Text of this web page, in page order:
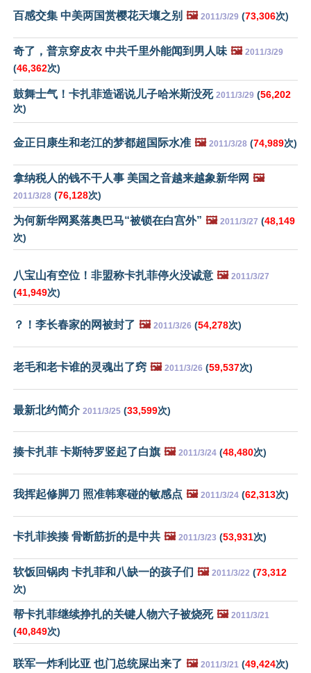
百感交集 中美两国赏樱花天壤之别 🖼️ 2011/3/29 (73,306次)
奇了，普京穿皮衣 中共千里外能闻到男人味 🖼️ 2011/3/29
(46,362次)
鼓舞士气！卡扎菲造谣说儿子哈米斯没死 2011/3/29 (56,202
次)
金正日康生和老江的梦都超国际水准 🖼️ 2011/3/28 (74,989次)
拿纳税人的钱不干人事 美国之音越来越象新华网 🖼️
2011/3/28 (76,128次)
为何新华网奚落奥巴马“被锁在白宫外” 🖼️ 2011/3/27 (48,149
次)
八宝山有空位！非盟称卡扎菲停火没诚意 🖼️ 2011/3/27
(41,949次)
？！李长春家的网被封了 🖼️ 2011/3/26 (54,278次)
老毛和老卡谁的灵魂出了窍 🖼️ 2011/3/26 (59,537次)
最新北约简介 2011/3/25 (33,599次)
揍卡扎菲 卡斯特罗竖起了白旗 🖼️ 2011/3/24 (48,480次)
我挥起修脚刀 照准韩寒碰的敏感点 🖼️ 2011/3/24 (62,313次)
卡扎菲挨揍 骨断筋折的是中共 🖼️ 2011/3/23 (53,931次)
软饭回锅肉 卡扎菲和八缺一的孩子们 🖼️ 2011/3/22 (73,312
次)
帮卡扎菲继续挣扎的关键人物六子被烧死 🖼️ 2011/3/21
(40,849次)
联军一炸利比亚 也门总统屎出来了 🖼️ 2011/3/21 (49,424次)